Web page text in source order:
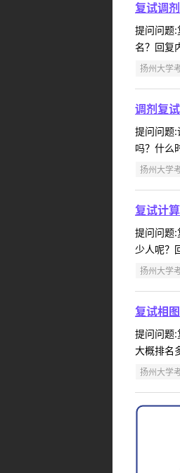
复试调
提问问题
名？回复
扬州大学
调剂复
提问问题
吗？什么
扬州大学
复试计
提问问题
少人呢？
扬州大学
复试相
提问问题
大概排名
扬州大学